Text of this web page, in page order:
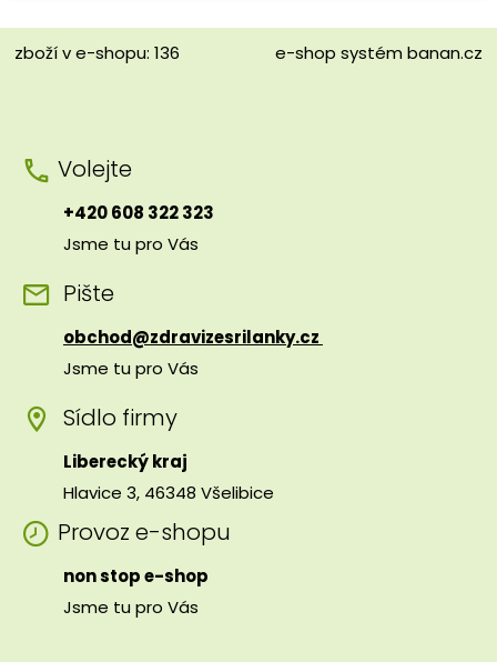
zboží v e-shopu: 136 e-shop systém banan.cz
Volejte
+420 608 322 323
Jsme tu pro Vás
Pište
obchod@zdravizesrilanky.cz
Jsme tu pro Vás
Sídlo firmy
Liberecký kraj
Hlavice 3, 46348 Všelibice
Provoz e-shopu
non stop e-shop
Jsme tu pro Vás